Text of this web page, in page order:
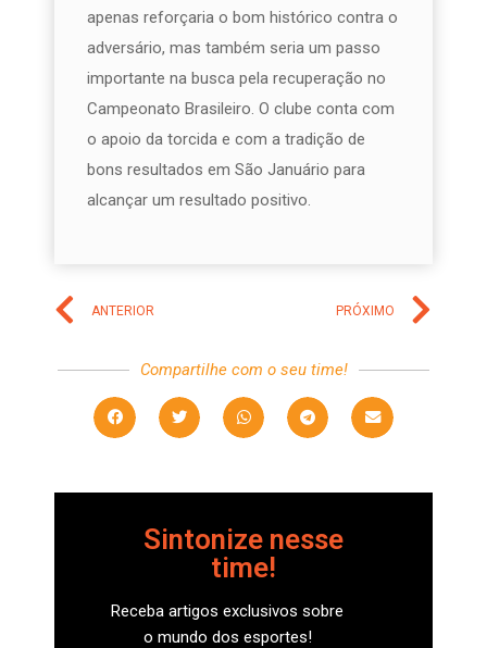
apenas reforçaria o bom histórico contra o
adversário, mas também seria um passo
importante na busca pela recuperação no
Campeonato Brasileiro. O clube conta com
o apoio da torcida e com a tradição de
bons resultados em São Januário para
alcançar um resultado positivo.
ANTERIOR PRÓXIMO
Compartilhe com o seu time!
Sintonize nesse
time!
Receba artigos exclusivos sobre
o mundo dos esportes!